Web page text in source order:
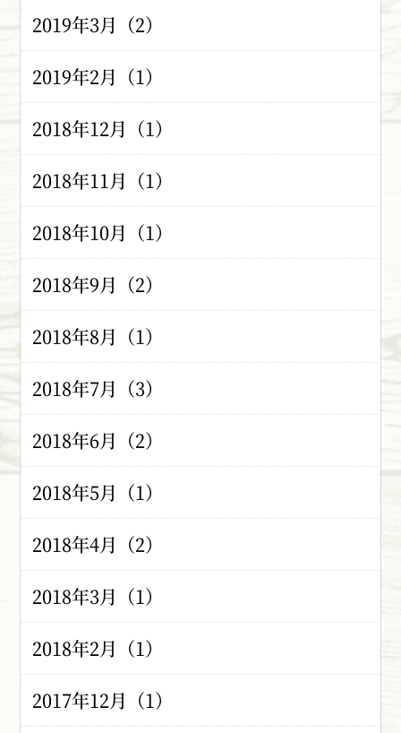
2019年3月（2）
2019年2月（1）
2018年12月（1）
2018年11月（1）
2018年10月（1）
2018年9月（2）
2018年8月（1）
2018年7月（3）
2018年6月（2）
2018年5月（1）
2018年4月（2）
2018年3月（1）
2018年2月（1）
2017年12月（1）